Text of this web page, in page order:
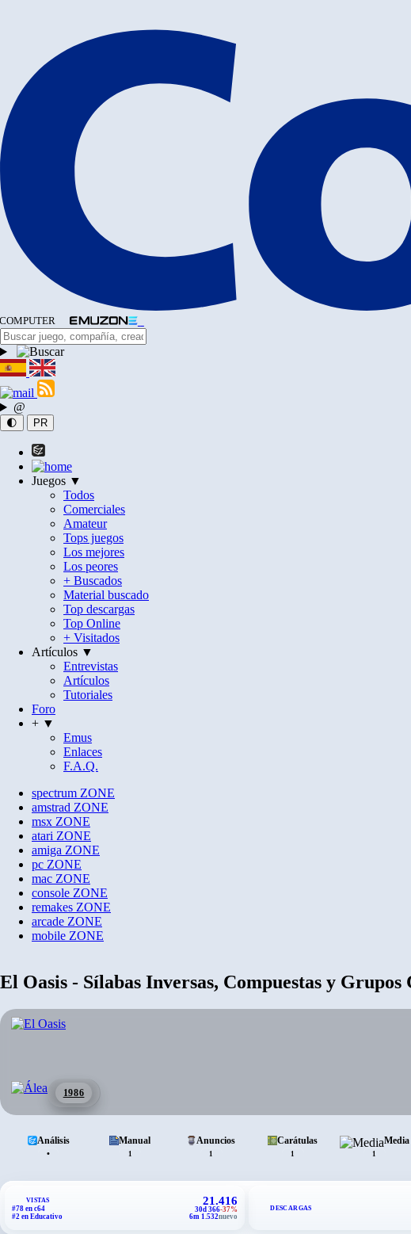
COMPUTER
@
🌓 PR
Juegos ▼
Todos
Comerciales
Amateur
Tops juegos
Los mejores
Los peores
+ Buscados
Material buscado
Top descargas
Top Online
+ Visitados
Artículos ▼
Entrevistas
Artículos
Tutoriales
Foro
+ ▼
Emus
Enlaces
F.A.Q.
spectrum ZONE
amstrad ZONE
msx ZONE
atari ZONE
amiga ZONE
pc ZONE
mac ZONE
console ZONE
remakes ZONE
arcade ZONE
mobile ZONE
El Oasis - Sílabas Inversas, Compuestas y Grupos
1986
Análisis
•
Manual
1
Anuncios
1
Carátulas
1
Media
1
VISTAS
#78 en c64
#2 en Educativo
21.416
30d 366-37%
6m 1.532nuevo
DESCARGAS